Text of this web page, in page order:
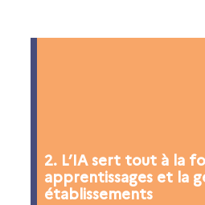
2. L’IA sert tout à la
apprentissages et la
établissements